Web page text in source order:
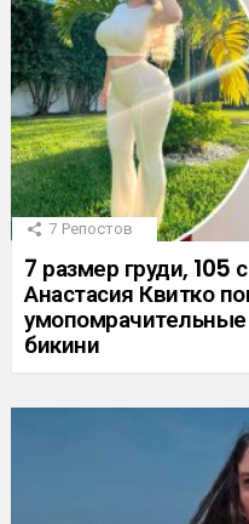
7 Репостов
7 размер груди, 105
Анастасия Квитко
бикини